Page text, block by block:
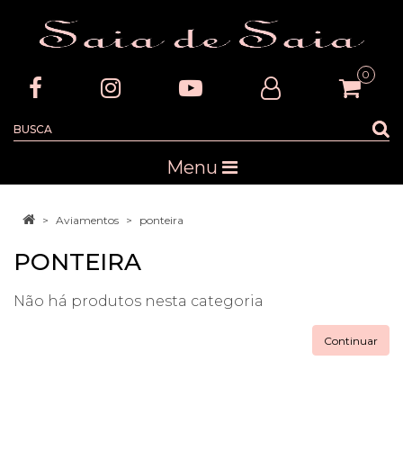
0
Menu
Aviamentos ponteira
PONTEIRA
Não há produtos nesta categoria
Continuar